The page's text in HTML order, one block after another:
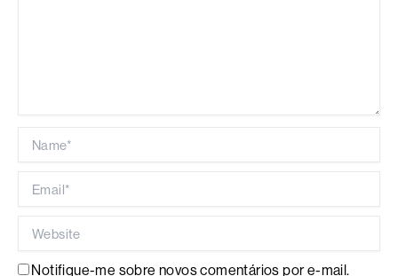
Notifique-me sobre novos comentários por e-mail.